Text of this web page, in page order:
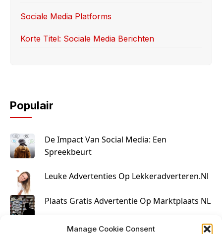
Manage Cookie Consent
Sociale Media Platforms
Korte Titel: Sociale Media Berichten
Populair
De Impact Van Social Media: Een
Spreekbeurt
Leuke Advertenties Op Lekkeradverteren.nl
Plaats Gratis Advertentie Op Marktplaats NL
Kruisbestuiving Voor Succesvolle Marketing